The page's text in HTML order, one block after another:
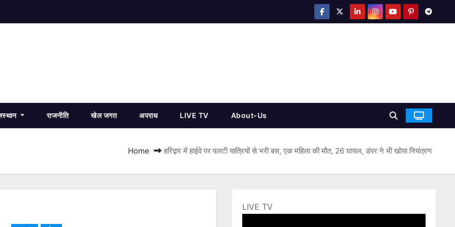
राजनीति खेल जगत अपराध LIVE TV About-Us
Home हरिद्वार में हाईवे पर पलटी यात्रियों से भरी बस, एक महिला की मौत, 26 घायल, डंपर ने भी खोया नियंत्रण
LIVE TV